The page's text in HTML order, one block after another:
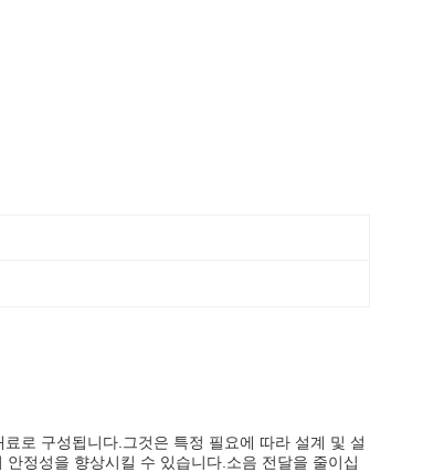
로 구성됩니다.그것은 특정 필요에 따라 설계 및 설
정성을 향상시킬 수 있습니다.소음 전달을 줄이십